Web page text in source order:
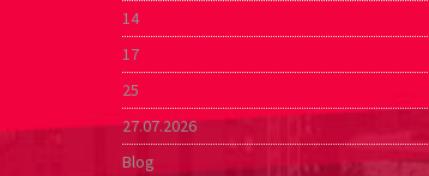
14
17
25
27.07.2026
Blog